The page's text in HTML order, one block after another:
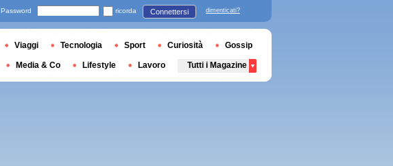
Password ricorda Connettersi dimenticati?
Viaggi Tecnologia Sport Curiosità Gossip
Media & Co Lifestyle Lavoro Tutti i Magazine